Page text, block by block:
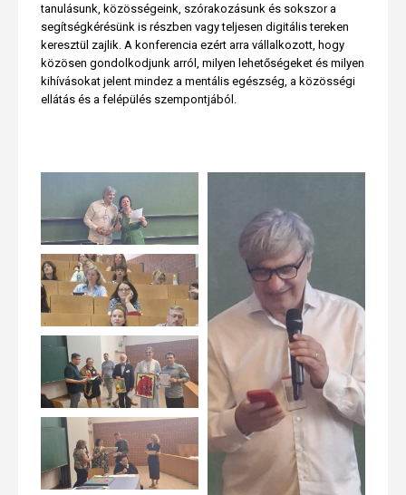
tanulásunk, közösségeink, szórakozásunk és sokszor a
segítségkérésünk is részben vagy teljesen digitális tereken
keresztül zajlik. A konferencia ezért arra vállalkozott, hogy
közösen gondolkodjunk arról, milyen lehetőségeket és milyen
kihívásokat jelent mindez a mentális egészség, a közösségi
ellátás és a felépülés szempontjából.